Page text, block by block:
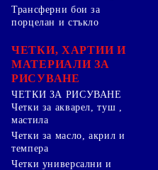
Трансферни бои за
порцелан и стъкло
ЧЕТКИ, ХАРТИИ И
МАТЕРИАЛИ ЗА
РИСУВАНЕ
ЧЕТКИ ЗА РИСУВАНЕ
Четки за акварел, туш ,
мастила
Четки за масло, акрил и
темпера
Четки универсални и